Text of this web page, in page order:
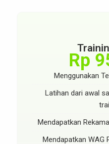
Rp
Menggunakan
Latihan dari awal
Mendapatkan
Mendapatkan WAG